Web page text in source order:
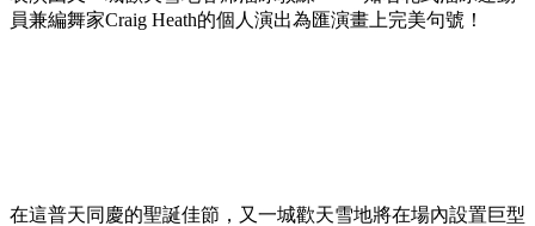
員兼編舞家Craig Heath的個人演出為匯演畫上完美句號！
在這普天同慶的聖誕佳節，又一城歡天雪地將在場內設置巨型